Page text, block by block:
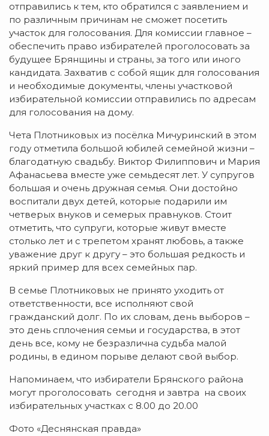
отправились к тем, кто обратился с заявлением и
по различным причинам не сможет посетить
участок для голосования. Для комиссии главное –
обеспечить право избирателей проголосовать за
будущее Брянщины и страны, за того или иного
кандидата. Захватив с собой ящик для голосования
и необходимые документы, члены участковой
избирательной комиссии отправились по адресам
для голосования на дому.
Чета Плотниковых из посёлка Мичуринский в этом
году отметила большой юбилей семейной жизни –
благодатную свадьбу. Виктор Филиппович и Мария
Афанасьева вместе уже семьдесят лет. У супругов
большая и очень дружная семья. Они достойно
воспитали двух детей, которые подарили им
четверых внуков и семерых правнуков. Стоит
отметить, что супруги, которые живут вместе
столько лет и с трепетом хранят любовь, а также
уважение друг к другу – это большая редкость и
яркий пример для всех семейных пар.
В семье Плотниковых не принято уходить от
ответственности, все исполняют свой
гражданский долг. По их словам, день выборов –
это день сплочения семьи и государства, в этот
день все, кому не безразлична судьба малой
родины, в едином порыве делают свой выбор.
Напоминаем, что избиратели Брянского района
могут проголосовать сегодня и завтра на своих
избирательных участках с 8.00 до 20.00
Фото «Деснянская правда»